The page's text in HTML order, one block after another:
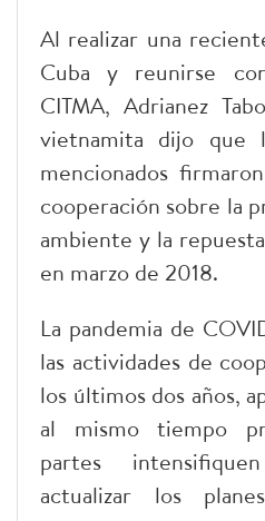
Al realizar una
Cuba y reunirse
CITMA, Adrianez
vietnamita dijo que
mencionados
cooperación sobre la
ambiente y la
en marzo de 2018.
La pandemia de
las actividades de
los últimos dos años,
al mismo tiempo
partes
actualizar los